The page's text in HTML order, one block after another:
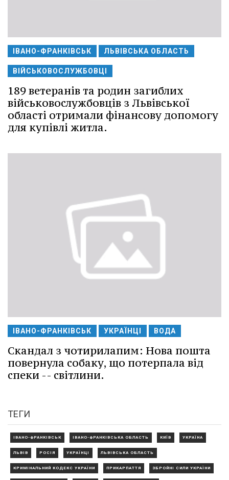
ІВАНО-ФРАНКІВСЬК ЛЬВІВСЬКА ОБЛАСТЬ
ВІЙСЬКОВОСЛУЖБОВЦІ
189 ветеранів та родин загиблих
військовослужбовців з Львівської
області отримали фінансову допомогу
для купівлі житла.
ІВАНО-ФРАНКІВСЬК УКРАЇНЦІ ВОДА
Скандал з чотирилапим: Нова пошта
повернула собаку, що потерпала від
спеки -- світлини.
ТЕГИ
ІВАНО-ФРАНКІВСЬК ІВАНО-ФРАНКІВСЬКА ОБЛАСТЬ КИЇВ УКРАЇНА
ЛЬВІВ РОСІЯ УКРАЇНЦІ ЛЬВІВСЬКА ОБЛАСТЬ
КРИМІНАЛЬНИЙ КОДЕКС УКРАЇНИ ПРИКАРПАТТЯ ЗБРОЙНІ СИЛИ УКРАЇНИ